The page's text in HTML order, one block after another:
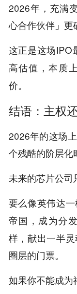
2026年，充满
心合作伙伴」更
这正是这场IPO
高估值，本质
价。
结语：主权
2026年的这场
个残酷的阶层化
未来的芯片公司
要么像英伟达
帝国，成为分
样，献出一半
圈层的门票。
如果你不能成为